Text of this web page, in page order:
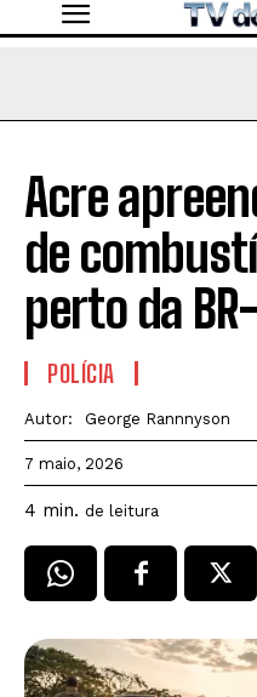
Acre
de
perto da
POLÍCIA
Autor: George Rannnyson
7 maio, 2026
4 min. de leitura